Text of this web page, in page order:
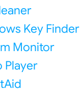
Key Finder
Monitor
Player